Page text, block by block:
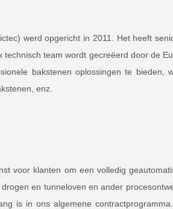
werd opgericht in 2011. Het heeft
team wordt gecreëerd door de
bakstenen oplossingen te bieden,
enz.
voor klanten om een ​​volledig
en tunneloven en ander
is in ons algemene